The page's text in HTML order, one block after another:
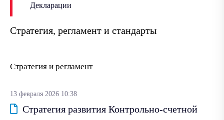
Декларации
Стратегия, регламент и стандарты
Стратегия и регламент
13 февраля 2026 10:38
Стратегия развития Контрольно-счетной